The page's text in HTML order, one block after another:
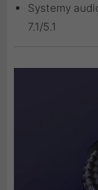
Systemy
7.1/5.1